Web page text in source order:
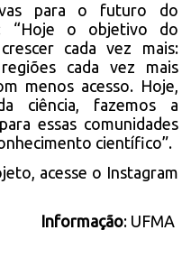
para o futuro do
“Hoje o objetivo do
cada vez mais:
cada vez mais
menos acesso. Hoje,
ciência, fazemos a
essas comunidades
científico”.
acesse o Instagram
Informação: UFMA